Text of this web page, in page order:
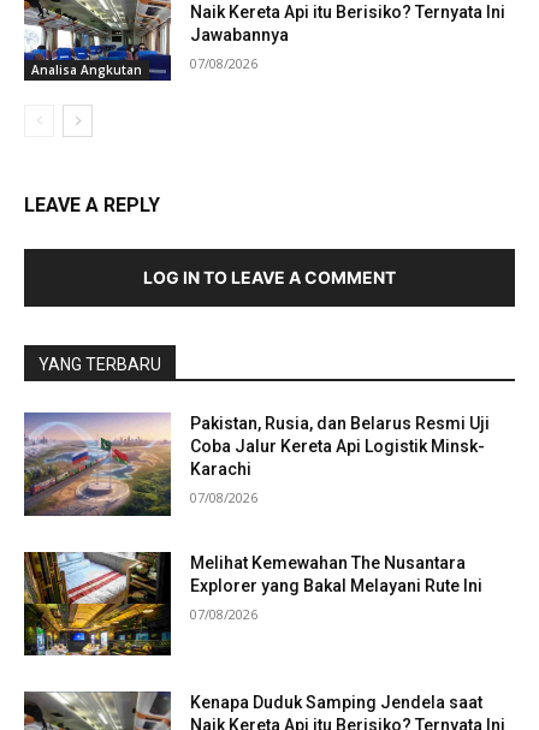
Analisa Angkutan
Naik Kereta Api itu Berisiko? Ternyata Ini
Jawabannya
07/08/2026
LEAVE A REPLY
LOG IN TO LEAVE A COMMENT
YANG TERBARU
Pakistan, Rusia, dan Belarus Resmi Uji
Coba Jalur Kereta Api Logistik Minsk-
Karachi
07/08/2026
Melihat Kemewahan The Nusantara
Explorer yang Bakal Melayani Rute Ini
07/08/2026
Kenapa Duduk Samping Jendela saat
Naik Kereta Api itu Berisiko? Ternyata Ini